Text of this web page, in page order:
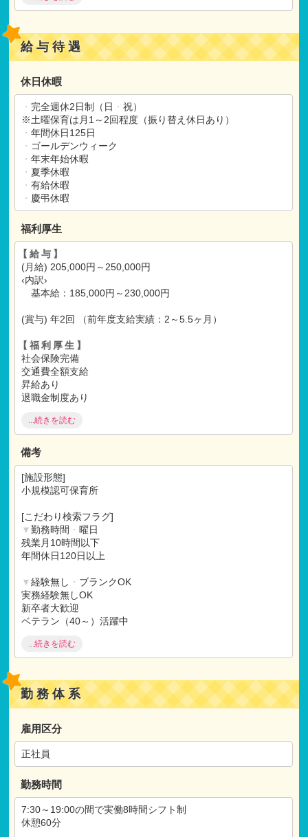
自信や、自分の思いや感情を素直に表現することなど、生き
るように取り組んでいきます。
少人数の園児への保育にゆっくり携われ、気持ちにゆとりあ
法人、他保育園のスタッフみんなでバックアップ体制があり
ます。
また、人柄重視の選考です。大きな保育園のように肩ひじ張
らずにこどもの気持ちに任せたゆったりとした保育ができる
と思います。
【ご選考】
書類選考
↓
面接、施設内見学
↓
内定
↓
ご入社
給与待遇
休日休暇
・ 完全週休2日制（日 ・ 祝）
※土曜保育は月1～2回程度（振り替え休日あり）
・ 年間休日125日
・ ゴールデンウィーク
・ 年末年始休暇
・ 夏季休暇
・ 有給休暇
・ 慶弔休暇
福利厚生
【給与】
(月給) 205,000円～250,000円
‹内訳›
基本給：185,000円～230,000円
(賞与) 年2回 （前年度支給実績：2～5.5ヶ月）
【福利厚生】
社会保険完備
交通費全額支給
昇給あり
退職金制度あり
時短正社員制度あり
借り上げ社宅制度あり
給食あり
【試用期間】
試用期間 有 6ヶ月間
...続きを読む
備考
[施設形態]
小規模認可保育所
[こだわり検索フラグ]
▼勤務時間 ・ 曜日
残業月10時間以下
年間休日120日以上
▼経験無し ・ ブランクOK
実務経験無しOK
新卒者大歓迎
ベテラン（40～）活躍中
▼福利厚生充実
土曜出勤振替休日
借り上げ社宅制度
▼施設・保育にこだわる
...続きを読む
勤務体系
雇用区分
正社員
勤務時間
7:30～19:00の間で実働8時間シフト制
休憩60分